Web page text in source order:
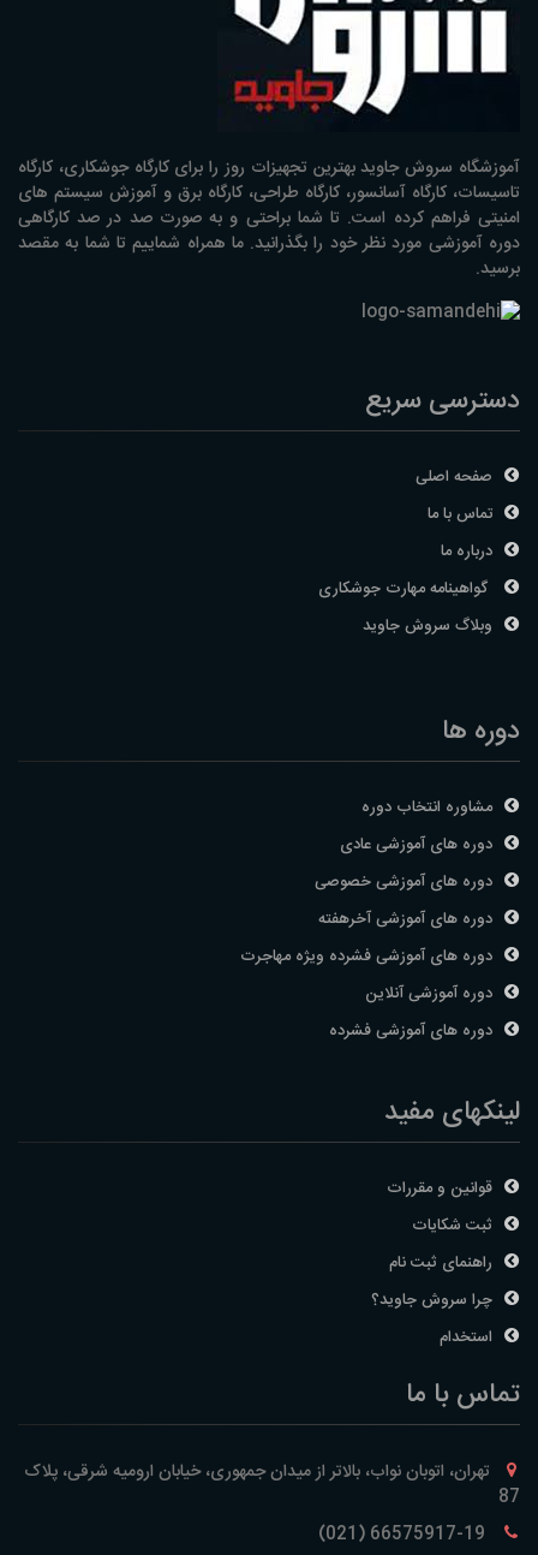
آموزشگاه سروش جاوید بهترین تجهیزات روز را برای کارگاه جوشکاری، کارگاه
تاسیسات، کارگاه آسانسور، کارگاه طراحی، کارگاه برق و آموزش سیستم های
امنیتی فراهم کرده است. تا شما براحتی و به صورت صد در صد کارگاهی
دوره آموزشی مورد نظر خود را بگذرانید. ما همراه شماییم تا شما به مقصد
برسید.
دسترسی سریع
صفحه اصلی
تماس با ما
درباره ما
گواهینامه مهارت جوشکاری
وبلاگ سروش جاوید
دوره ها
مشاوره انتخاب دوره
دوره های آموزشی عادی
دوره های آموزشی خصوصی
دوره های آموزشی آخرهفته
دوره های آموزشی فشرده ویژه مهاجرت
دوره آموزشی آنلاین
دوره های آموزشی فشرده
لینکهای مفید
قوانین و مقررات
ثبت شکایات
راهنمای ثبت نام
چرا سروش جاوید؟
استخدام
تماس با ما
تهران، اتوبان نواب، بالاتر از میدان جمهوری، خیابان ارومیه شرقی، پلاک
87